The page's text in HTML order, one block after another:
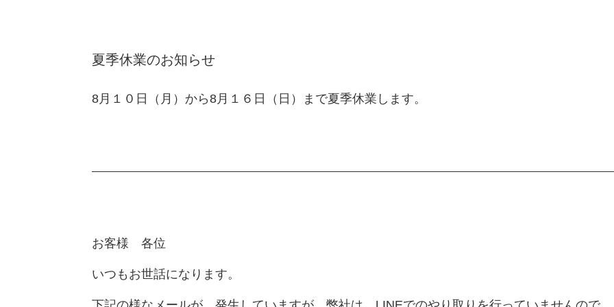
夏季休業のお知らせ
8月１０日（月）から8月１６日（日）まで夏季休業します。
お客様 各位
いつもお世話になります。